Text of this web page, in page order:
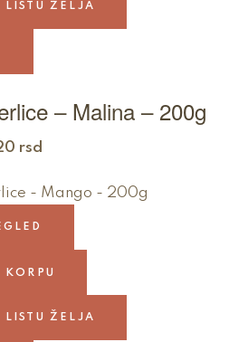
LISTU ŽELJA
– Malina – 200g
rsd
KORPU
LISTU ŽELJA